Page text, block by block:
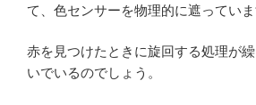
て、色センサーを物理的に遮っていま
赤を見つけたときに旋回する処理が
いでいるのでしょう。